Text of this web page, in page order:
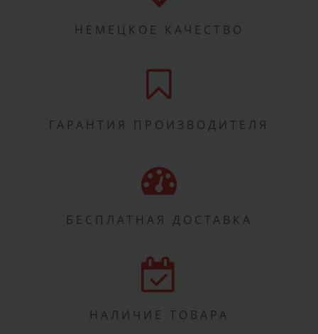
НЕМЕЦКОЕ КАЧЕСТВО
ГАРАНТИЯ ПРОИЗВОДИТЕЛЯ
БЕСПЛАТНАЯ ДОСТАВКА
НАЛИЧИЕ ТОВАРА